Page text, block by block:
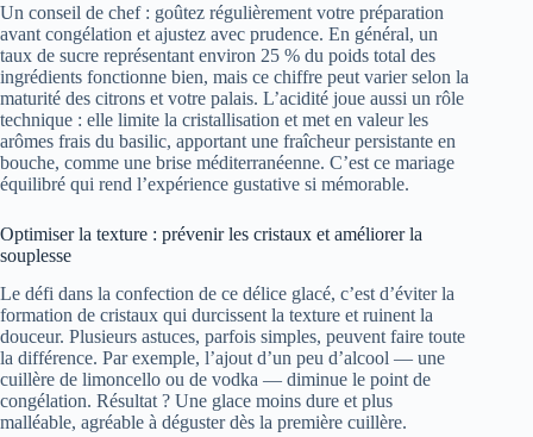
Un conseil de chef : goûtez régulièrement votre préparation
avant congélation et ajustez avec prudence. En général, un
taux de sucre représentant environ 25 % du poids total des
ingrédients fonctionne bien, mais ce chiffre peut varier selon la
maturité des citrons et votre palais. L’acidité joue aussi un rôle
technique : elle limite la cristallisation et met en valeur les
arômes frais du basilic, apportant une fraîcheur persistante en
bouche, comme une brise méditerranéenne. C’est ce mariage
équilibré qui rend l’expérience gustative si mémorable.
Optimiser la texture : prévenir les cristaux et améliorer la
souplesse
Le défi dans la confection de ce délice glacé, c’est d’éviter la
formation de cristaux qui durcissent la texture et ruinent la
douceur. Plusieurs astuces, parfois simples, peuvent faire toute
la différence. Par exemple, l’ajout d’un peu d’alcool — une
cuillère de limoncello ou de vodka — diminue le point de
congélation. Résultat ? Une glace moins dure et plus
malléable, agréable à déguster dès la première cuillère.